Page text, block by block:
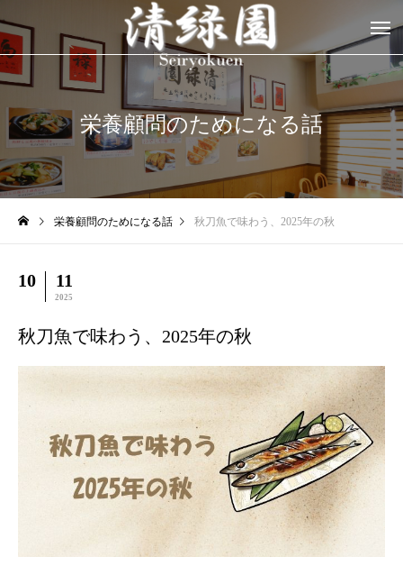
栄養顧問のためになる話
栄養顧問のためになる話 秋刀魚で味わう、2025年の秋
10 11
2025
秋刀魚で味わう、2025年の秋